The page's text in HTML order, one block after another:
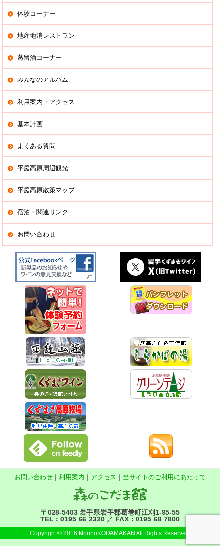
体験コーナー
地産地消レストラン
蒸留酒コーナー
みんなのアルバム
利用案内・アクセス
基本計画
よくある質問
平庭高原周辺観光
平庭高原散策マップ
宿泊・関連リンク
お問い合わせ
お問い合わせ ｜ 利用案内 ｜ アクセス ｜ 当サイトのご利用にあたって
〒028-5403 岩手県岩手郡葛巻町江刈1-95-55
TEL：0195-66-2320 ／ FAX：0195-68-7800
Copyright © 2016 MorinoKODAMAKAN All Rights Reserved.